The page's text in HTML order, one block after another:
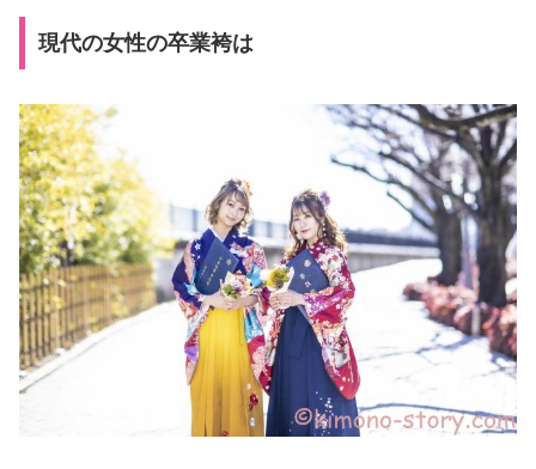
現代の女性の卒業袴は